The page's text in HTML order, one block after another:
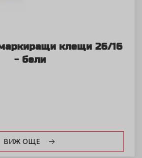
клещи 26/16
- бели
ВИЖ ОЩЕ